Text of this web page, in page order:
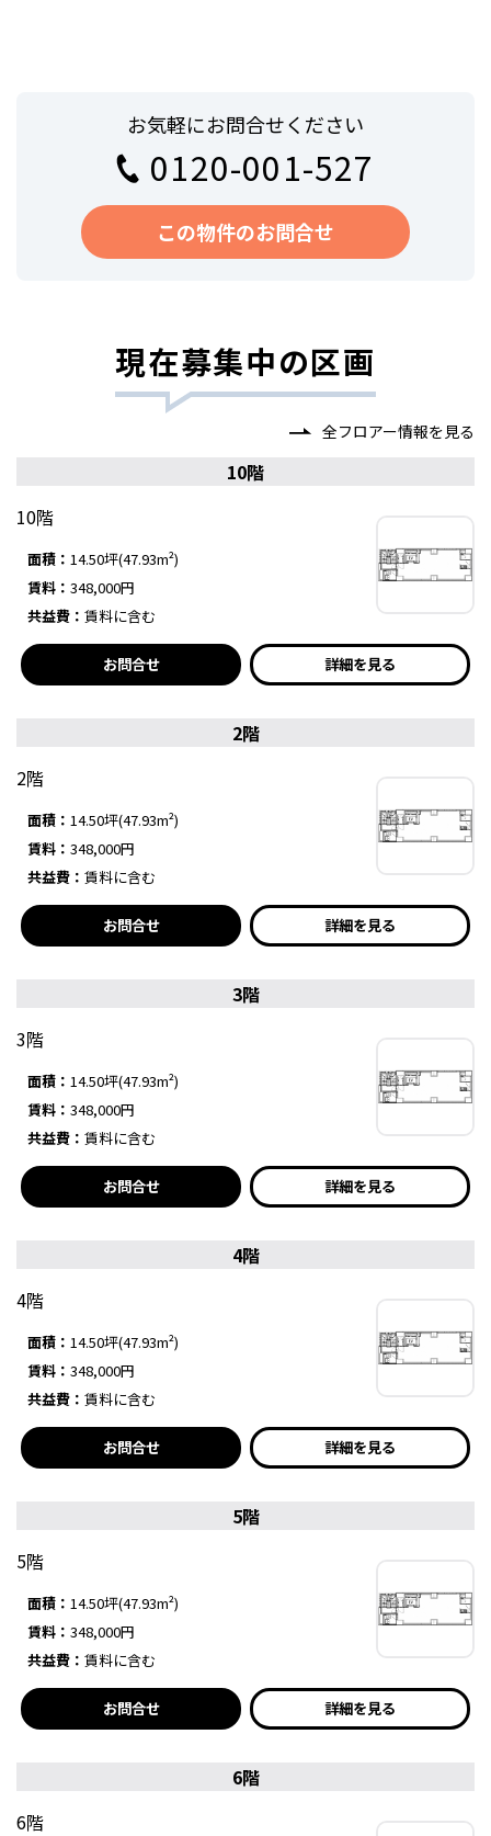
お気軽にお問合せください
0120-001-527
この物件のお問合せ
現在募集中の区画
全フロアー情報を見る
10階
10階
面積： 14.50坪(47.93m²)
賃料： 348,000円
共益費： 賃料に含む
お問合せ 詳細を見る
2階
2階
面積： 14.50坪(47.93m²)
賃料： 348,000円
共益費： 賃料に含む
お問合せ 詳細を見る
3階
3階
面積： 14.50坪(47.93m²)
賃料： 348,000円
共益費： 賃料に含む
お問合せ 詳細を見る
4階
4階
面積： 14.50坪(47.93m²)
賃料： 348,000円
共益費： 賃料に含む
お問合せ 詳細を見る
5階
5階
面積： 14.50坪(47.93m²)
賃料： 348,000円
共益費： 賃料に含む
お問合せ 詳細を見る
6階
6階